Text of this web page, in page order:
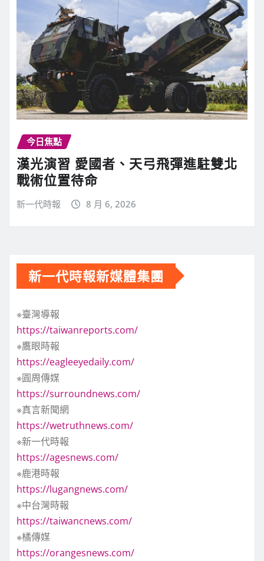
今日焦點
漢光演習 愛國者、天弓飛彈進駐雙北
戰術位置待命
新一代時報 8 月 6, 2026
新一代時報新媒體集團
※臺灣導報
https://taiwanreports.com/
※鷹眼時報
https://eagleeyedaily.com/
※圓周傳媒
https://surroundnews.com/
※真言新聞網
https://wetruthnews.com/
※新一代時報
https://agesnews.com/
※鹿港時報
https://lugangnews.com/
※中台灣時報
https://taiwancnews.com/
※橘傳媒
https://orangesnews.com/